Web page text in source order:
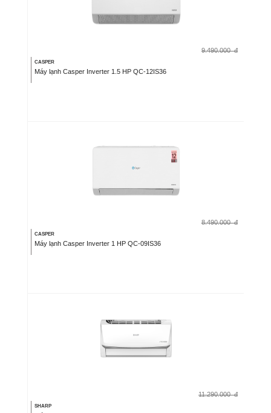
9.490.000 đ
CASPER
Máy lạnh Casper Inverter 1.5 HP QC-12IS36
8.490.000 đ
CASPER
Máy lạnh Casper Inverter 1 HP QC-09IS36
11.290.000 đ
SHARP